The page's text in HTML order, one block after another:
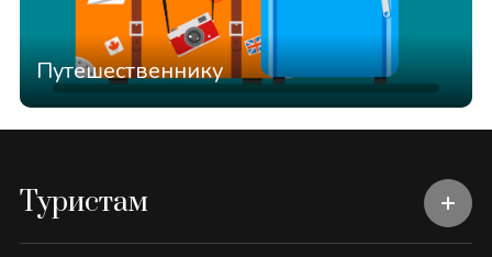
Путешественнику
Туристам